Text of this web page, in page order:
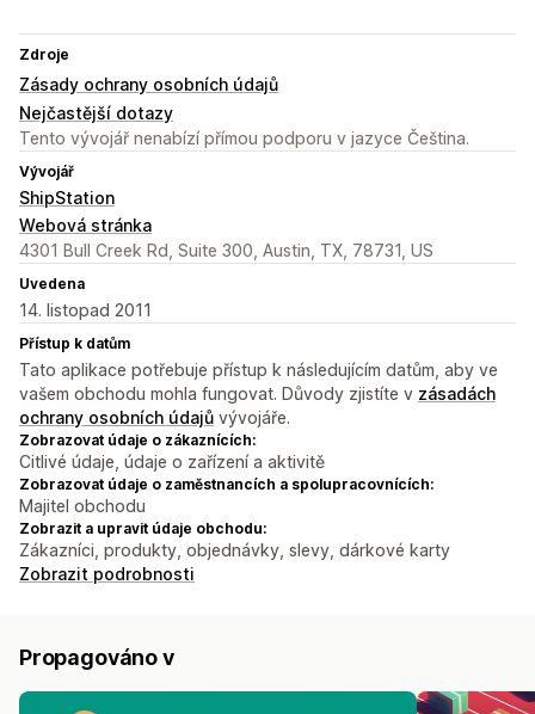
Zdroje
Zásady ochrany osobních údajů
Nejčastější dotazy
Tento vývojář nenabízí přímou podporu v jazyce Čeština.
Vývojář
ShipStation
Webová stránka
4301 Bull Creek Rd, Suite 300, Austin, TX, 78731, US
Uvedena
14. listopad 2011
Přístup k datům
Tato aplikace potřebuje přístup k následujícím datům, aby ve
vašem obchodu mohla fungovat. Důvody zjistíte v zásadách
ochrany osobních údajů vývojáře.
Zobrazovat údaje o zákaznících:
Citlivé údaje, údaje o zařízení a aktivitě
Zobrazovat údaje o zaměstnancích a spolupracovnících:
Majitel obchodu
Zobrazit a upravit údaje obchodu:
Zákazníci, produkty, objednávky, slevy, dárkové karty
Zobrazit podrobnosti
Propagováno v